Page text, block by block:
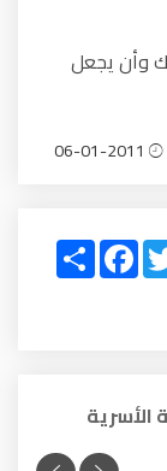
وأن يجعل
Share
Facebook
الأسرية